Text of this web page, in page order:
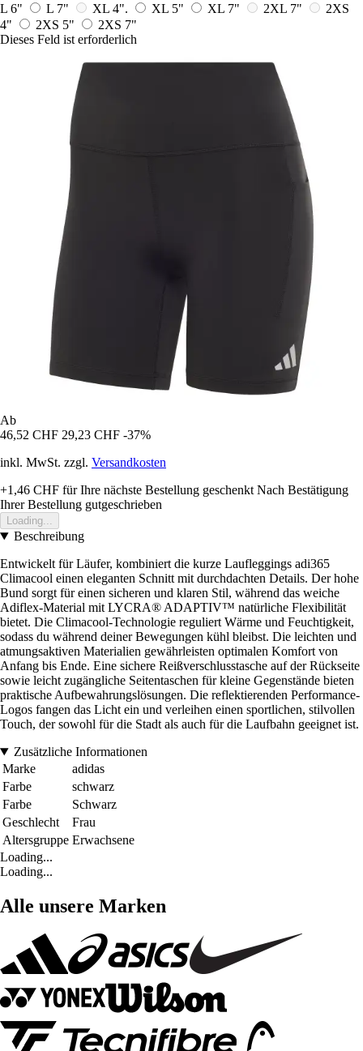
L 6" L 7" XL 4". XL 5" XL 7" 2XL 7"
2XS
4"
2XS 5"
2XS 7"
Dieses Feld ist erforderlich
Ab
46,52 CHF 29,23 CHF -37%
inkl. MwSt. zzgl. Versandkosten
+1,46 CHF für Ihre nächste Bestellung geschenkt Nach Bestätigung
Ihrer Bestellung gutgeschrieben
Loading...
Beschreibung
Entwickelt für Läufer, kombiniert die kurze Laufleggings adi365
Climacool einen eleganten Schnitt mit durchdachten Details. Der hohe
Bund sorgt für einen sicheren und klaren Stil, während das weiche
Adiflex-Material mit LYCRA® ADAPTIV™ natürliche Flexibilität
bietet. Die Climacool-Technologie reguliert Wärme und Feuchtigkeit,
sodass du während deiner Bewegungen kühl bleibst. Die leichten und
atmungsaktiven Materialien gewährleisten optimalen Komfort von
Anfang bis Ende. Eine sichere Reißverschlusstasche auf der Rückseite
sowie leicht zugängliche Seitentaschen für kleine Gegenstände bieten
praktische Aufbewahrungslösungen. Die reflektierenden Performance-
Logos fangen das Licht ein und verleihen einen sportlichen, stilvollen
Touch, der sowohl für die Stadt als auch für die Laufbahn geeignet ist.
Zusätzliche Informationen
Marke
adidas
Farbe
schwarz
Farbe
Schwarz
Geschlecht
Frau
Altersgruppe Erwachsene
Loading...
Loading...
Alle unsere Marken